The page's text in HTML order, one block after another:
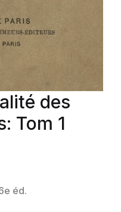
des
Tom 1
éd.